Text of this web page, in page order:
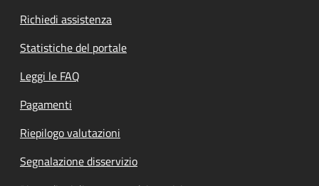
Richiedi assistenza
Statistiche del portale
Leggi le FAQ
Pagamenti
Riepilogo valutazioni
Segnalazione disservizio